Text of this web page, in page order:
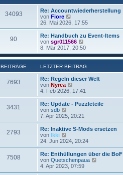
t
r
a
t
e
B
t
r
a
g
34093
Re: Accountwiederherstellung
von Fiore
u
e
s
t
r
B
e
t
r
a
26. Mai 2026, 17:55
90
Re: Handbuch zu Event-Items
von sgr011566
e
u
e
s
t
e
B
t
a
8. Mär 2017, 20:50
BEITRÄGE LETZTER BEITRAG
7693
Re: Regeln dieser Welt
von Nyrea
e
u
e
t
r
B
e
r
a
g
4. Feb 2026, 17:41
3431
Re: Update - Puzzleteile
von sdb
e
u
e
t
r
B
e
i
7. Apr 2025, 20:21
2793
Re: Inaktive S-Mods ersetzen
von Ikki
e
u
e
s
t
e
24. Jun 2024, 20:24
7508
Re: Enthüllungen über die BoF
von Quetschenpaua
u
4. Apr 2023, 07:59